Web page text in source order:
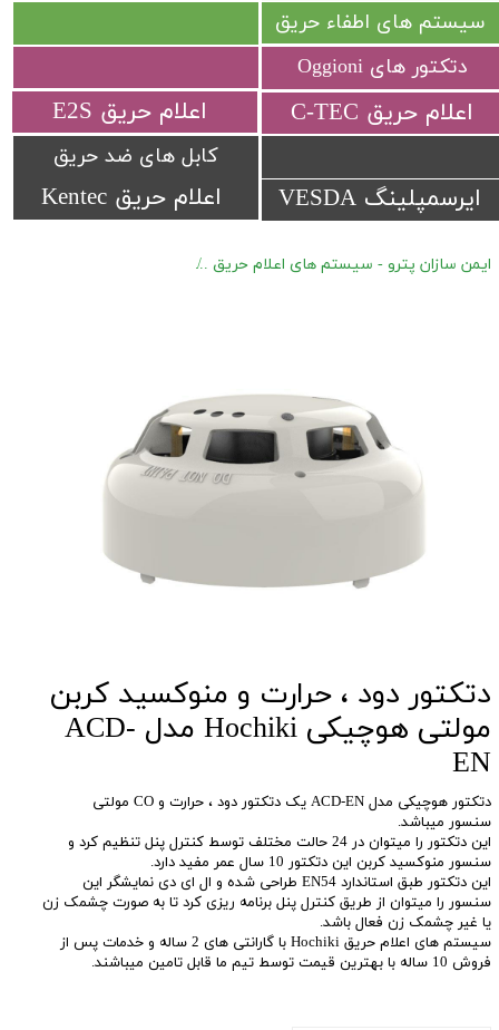
اعلام حریق Kentec
​اعلام حریق C-TEC​​​​​​​ ​اعلام حریق E2S
ایرسمپلینگ VESDA
سیستم های اطفاء حریق
کابل های ضد حریق
دتکتور های Oggioni
ایمن سازان پترو - سیستم های اعلام حریق
دتکتور دود ، حرارت و منوکسید کربن
مولتی هوچیکی Hochiki مدل ACD-
EN
دتکتور هوچیکی مدل ACD-EN یک دتکتور دود ، حرارت و CO مولتی
سنسور میباشد.
این دتکتور را میتوان در 24 حالت مختلف توسط کنترل پنل تنظیم کرد و
سنسور منوکسید کربن این دتکتور 10 سال عمر مفید دارد.
این دتکتور طبق استاندارد EN54 طراحی شده و ال ای دی نمایشگر این
سنسور را میتوان از طریق کنترل پنل برنامه ریزی کرد تا به صورت چشمک زن
یا غیر چشمک زن فعال باشد.
سیستم های اعلام حریق Hochiki با گارانتی های 2 ساله و خدمات پس از
فروش 10 ساله با بهترین قیمت توسط تیم ما قابل تامین میباشند.